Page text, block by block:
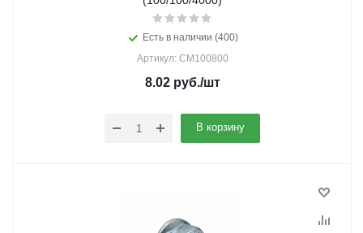
Есть в наличии (400)
Артикул: CM100800
8.02руб./шт
В корзину